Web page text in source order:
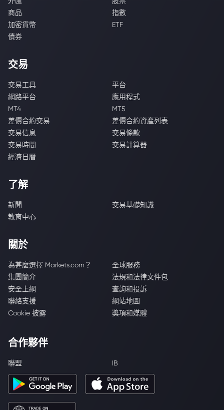
商品
指數
加密貨幣
ETF
債券
交易
交易工具
平台
網路平台
應用程式
MT4
MT5
差價合約交易
差價合約資產列表
交易信息
交易條款
交易時間
交易計算器
經濟日曆
了解
新聞
交易基礎知識
教育中心
關於
為甚麼選擇 Markets.com？
全球服務
集團簡介
法規和法律文件包
安全上網
查詢和投訴
聯絡支援
網站地圖
Cookie 披露
獎項和媒體
合作夥伴
聯盟 IB